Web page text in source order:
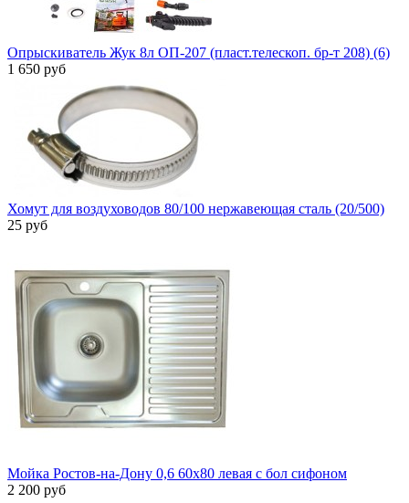
Опрыскиватель Жук 8л ОП-207 (пласт.телескоп. бр-т 208) (6)
1 650 руб
Хомут для воздуховодов 80/100 нержавеющая сталь (20/500)
25 руб
Мойка Ростов-на-Дону 0,6 60х80 левая с бол сифоном
2 200 руб